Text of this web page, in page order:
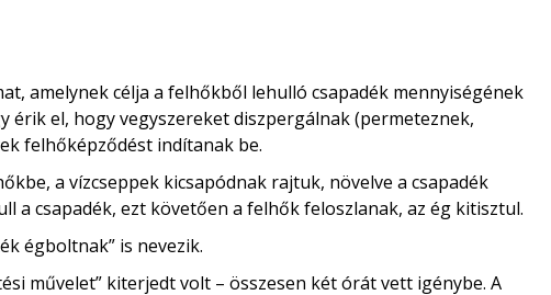
amelynek célja a felhőkből lehulló csapadék mennyiségének
érik el, hogy vegyszereket diszpergálnak (permeteznek,
felhőképződést indítanak be.
a vízcseppek kicsapódnak rajtuk, növelve a csapadék
a csapadék, ezt követően a felhők feloszlanak, az ég kitisztul.
égboltnak” is nevezik.
művelet” kiterjedt volt – összesen két órát vett igénybe. A